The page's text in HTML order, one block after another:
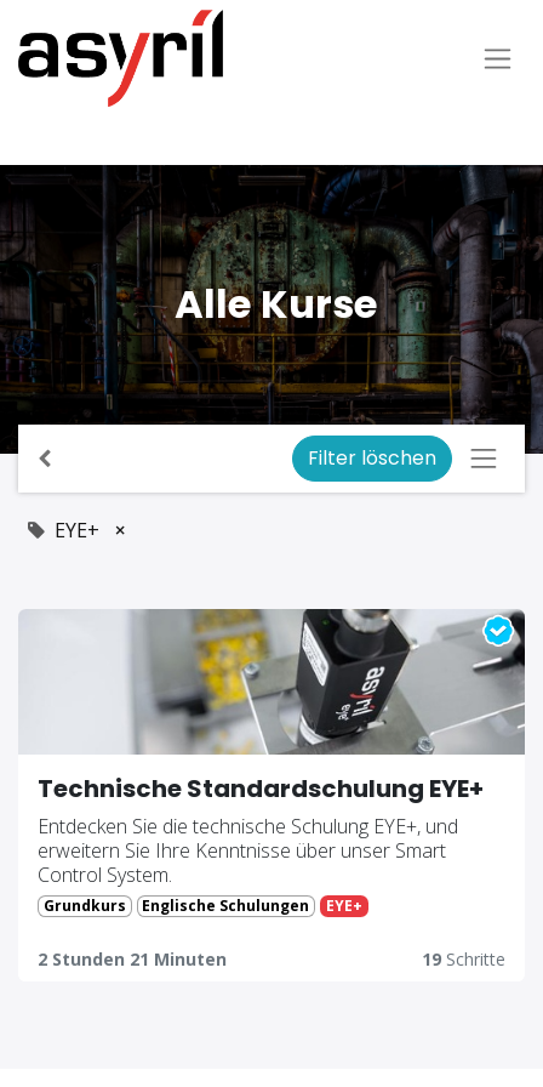
Alle Kurse
Filter löschen
EYE+ ×
Technische Standardschulung EYE+
Entdecken Sie die technische Schulung EYE+, und
erweitern Sie Ihre Kenntnisse über unser Smart
Control System.
Grundkurs Englische Schulungen EYE+
2 Stunden 21 Minuten 19 Schritte